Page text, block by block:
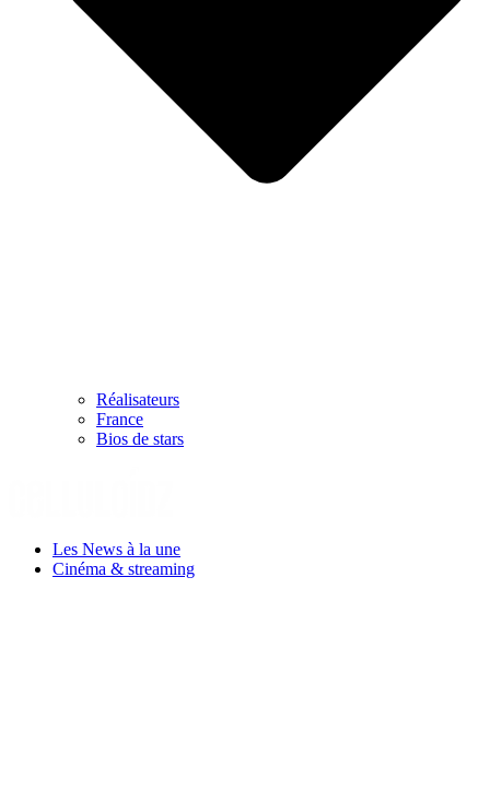
Réalisateurs
France
Bios de stars
Les News à la une
Cinéma & streaming